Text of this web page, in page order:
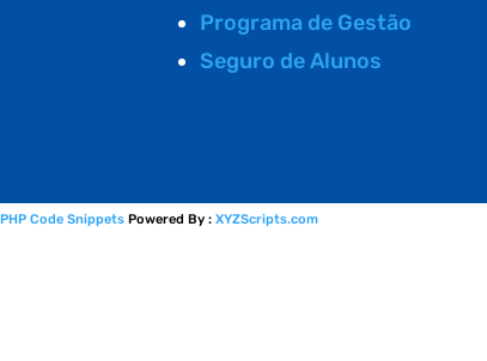
Programa de Gestão
Seguro de Alunos
PHP Code Snippets Powered By : XYZScripts.com